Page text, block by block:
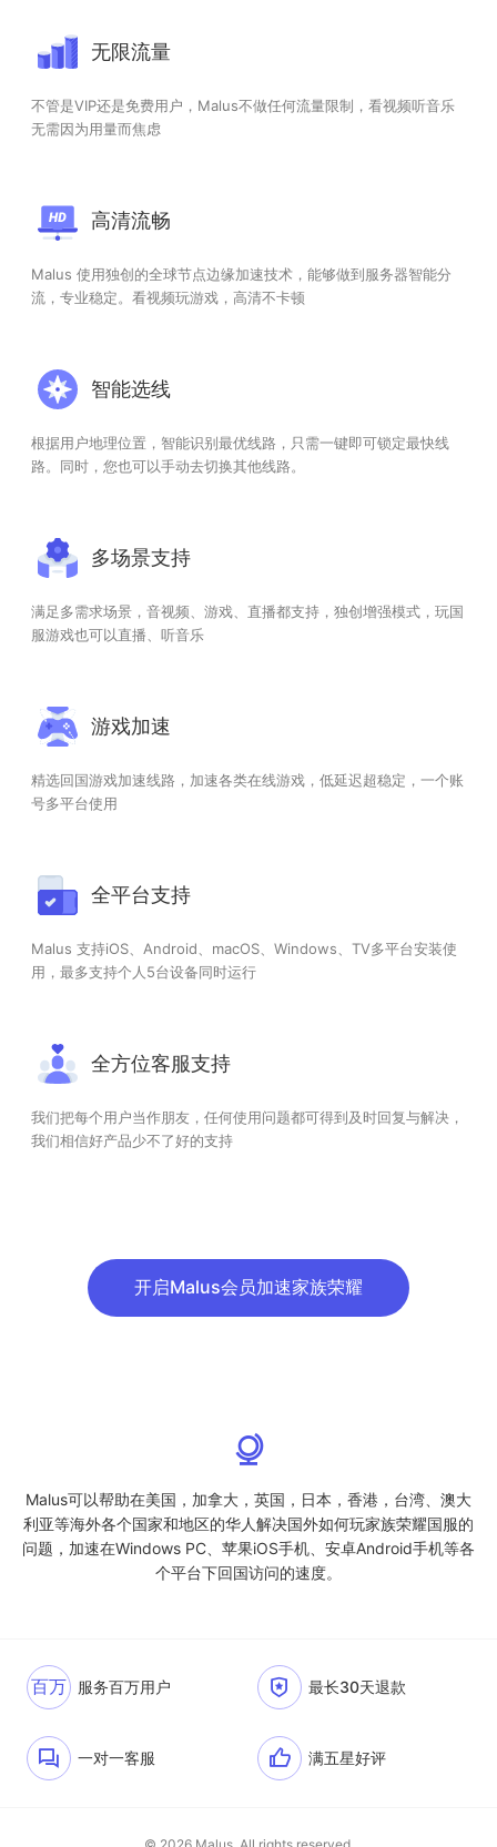
无限流量
不管是VIP还是免费用户，Malus不做任何流量限制，看视频听音乐
无需因为用量而焦虑
高清流畅
Malus 使用独创的全球节点边缘加速技术，能够做到服务器智能分
流，专业稳定。看视频玩游戏，高清不卡顿
智能选线
根据用户地理位置，智能识别最优线路，只需一键即可锁定最快线
路。同时，您也可以手动去切换其他线路。
多场景支持
满足多需求场景，音视频、游戏、直播都支持，独创增强模式，玩国
服游戏也可以直播、听音乐
游戏加速
精选回国游戏加速线路，加速各类在线游戏，低延迟超稳定，一个账
号多平台使用
全平台支持
Malus 支持iOS、Android、macOS、Windows、TV多平台安装使
用，最多支持个人5台设备同时运行
全方位客服支持
我们把每个用户当作朋友，任何使用问题都可得到及时回复与解决，
我们相信好产品少不了好的支持
开启Malus会员加速家族荣耀
Malus可以帮助在美国，加拿大，英国，日本，香港，台湾、澳大
利亚等海外各个国家和地区的华人解决国外如何玩家族荣耀国服的
问题，加速在Windows PC、苹果iOS手机、安卓Android手机等各
个平台下回国访问的速度。
百万 服务百万用户 最长30天退款
一对一客服 满五星好评